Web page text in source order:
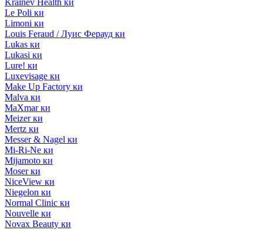
Krainev Health ки
Le Poli ки
Limoni ки
Louis Feraud / Луис Ферауд ки
Lukas ки
Lukasi ки
Lure! ки
Luxevisage ки
Make Up Factory ки
Malva ки
MaXmar ки
Meizer ки
Mertz ки
Messer & Nagel ки
Mi-Ri-Ne ки
Mijamoto ки
Moser ки
NiceView ки
Niegelon ки
Normal Clinic ки
Nouvelle ки
Novax Beauty ки